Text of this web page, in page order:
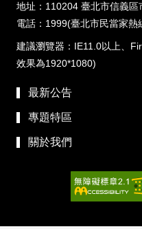
地址：110204 臺北市信義
電話：1999(臺北市民當家
建議瀏覽器：IE11.0以上、
效果為1920*1080)
最新公告
專題特區
關於我們